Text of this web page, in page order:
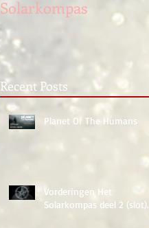
Solarkompas
Recent Posts
Planet Of The Humans
Vorderingen Het
Solarkompas deel 2 (slot).